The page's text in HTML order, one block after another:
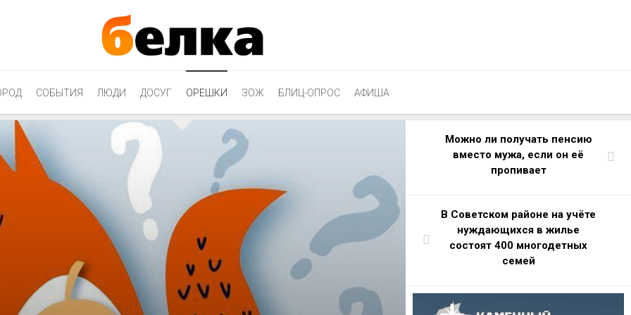
СОБЫТИЯ ЛЮДИ ДОСУГ ОРЕШКИ ЗОЖ БЛИЦ-ОПРОС АФИША
Можно ли получать пенсию
вместо мужа, если он её
пропивает
В Советском районе на учёте
нуждающихся в жилье
состоят 400 многодетных
семей